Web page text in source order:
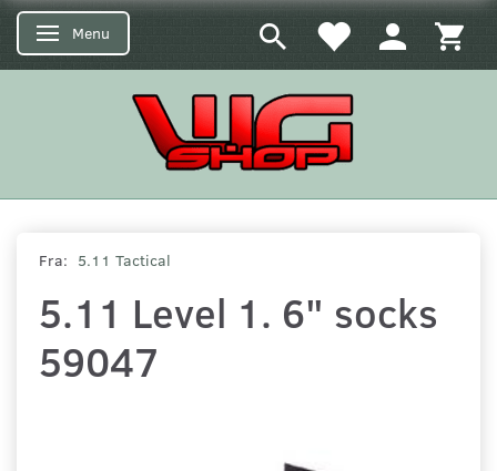
Skifte navigation
Menu
Fra: 5.11 Tactical
5.11 Level 1. 6" socks
59047